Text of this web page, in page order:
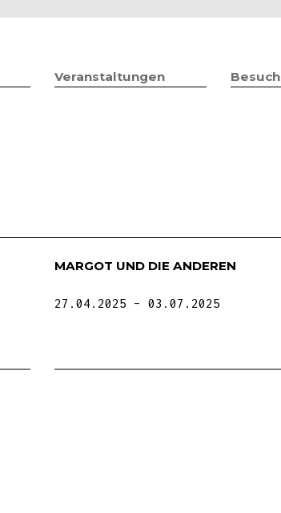
Veranstaltungen Besuch
MARGOT UND DIE ANDEREN
27.04.2025 03.07.2025